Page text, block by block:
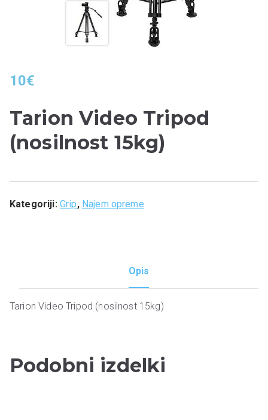
10€
Tarion Video Tripod
(nosilnost 15kg)
Kategoriji: Grip, Najem opreme
Opis
Tarion Video Tripod (nosilnost 15kg)
Podobni izdelki